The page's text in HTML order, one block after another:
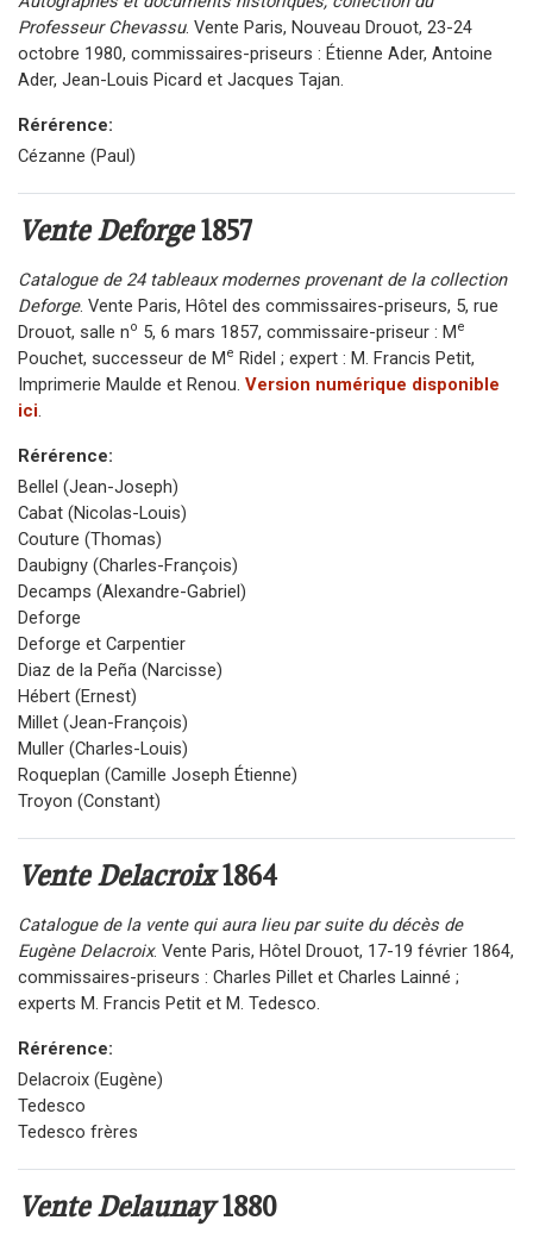
Professeur Chevassu. Vente Paris, Nouveau Drouot, 23-24
octobre 1980, commissaires-priseurs : Étienne Ader, Antoine
Ader, Jean-Louis Picard et Jacques Tajan.
Rérérence:
Cézanne (Paul)
Vente Deforge1857
Catalogue de 24 tableaux modernes provenant de la collection
Deforge. Vente Paris, Hôtel des commissaires-priseurs, 5, rue
Drouot, salle no 5, 6 mars 1857, commissaire-priseur : Me
Pouchet, successeur de Me Ridel ; expert : M. Francis Petit,
Imprimerie Maulde et Renou. Version numérique disponible
ici
Rérérence:
Bellel (Jean-Joseph)
Cabat (Nicolas-Louis)
Couture (Thomas)
Daubigny (Charles-François)
Decamps (Alexandre-Gabriel)
Deforge
Deforge et Carpentier
Diaz de la Peña (Narcisse)
Hébert (Ernest)
Millet (Jean-François)
Muller (Charles-Louis)
Roqueplan (Camille Joseph Étienne)
Troyon (Constant)
Vente Delacroix1864
Catalogue de la vente qui aura lieu par suite du décès de
Eugène Delacroix. Vente Paris, Hôtel Drouot, 17-19 février 1864,
commissaires-priseurs : Charles Pillet et Charles Lainné ;
experts M. Francis Petit et M. Tedesco.
Rérérence:
Delacroix (Eugène)
Tedesco
Tedesco frères
Vente Delaunay1880